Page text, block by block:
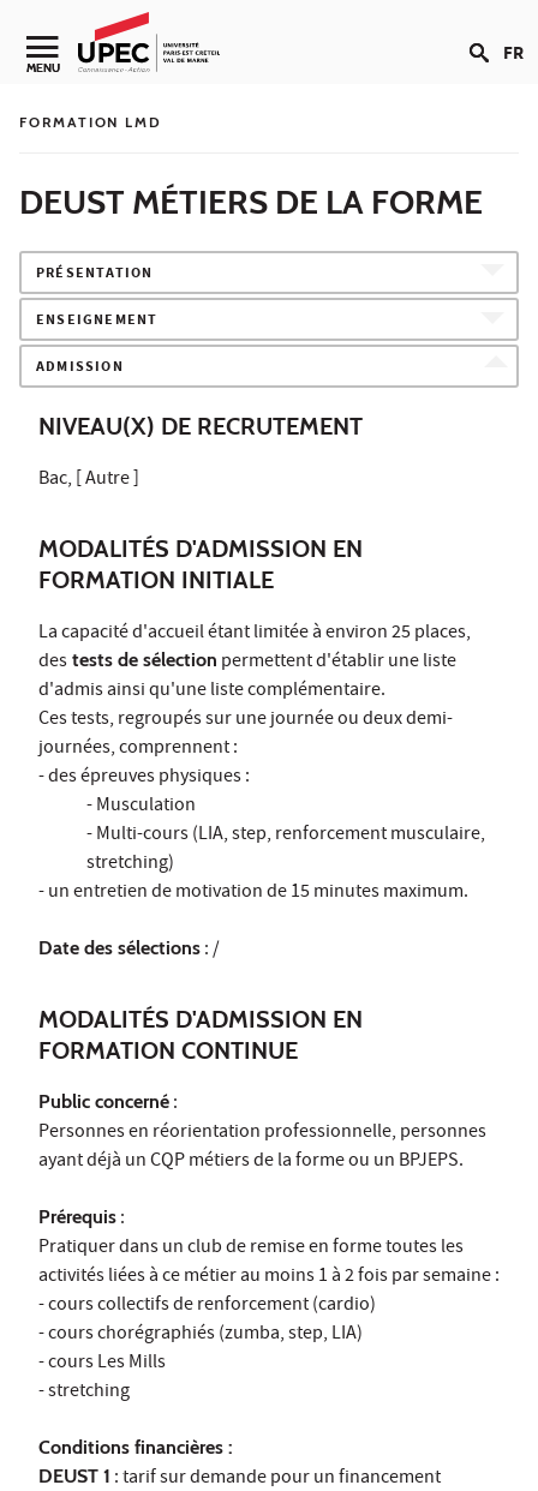
Aller au contenu
Navigation secondaire
MENU FR
FORMATION LMD
DEUST MÉTIERS DE LA FORME
PRÉSENTATION
ENSEIGNEMENT
ADMISSION
NIVEAU(X) DE RECRUTEMENT
Bac, [ Autre ]
MODALITÉS D'ADMISSION EN
FORMATION INITIALE
La capacité d'accueil étant limitée à environ 25 places,
des tests de sélection permettent d'établir une liste
d'admis ainsi qu'une liste complémentaire.
Ces tests, regroupés sur une journée ou deux demi-
journées, comprennent :
- des épreuves physiques :
- Musculation
- Multi-cours (LIA, step, renforcement musculaire,
stretching)
- un entretien de motivation de 15 minutes maximum.
Date des sélections : /
MODALITÉS D'ADMISSION EN
FORMATION CONTINUE
Public concerné :
Personnes en réorientation professionnelle, personnes
ayant déjà un CQP métiers de la forme ou un BPJEPS.
Prérequis :
Pratiquer dans un club de remise en forme toutes les
activités liées à ce métier au moins 1 à 2 fois par semaine :
- cours collectifs de renforcement (cardio)
- cours chorégraphiés (zumba, step, LIA)
- cours Les Mills
- stretching
Conditions financières :
DEUST 1 : tarif sur demande pour un financement